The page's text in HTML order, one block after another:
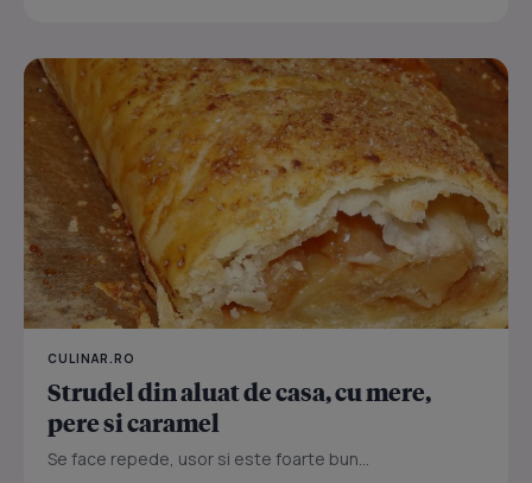
CULINAR.RO
Strudel din aluat de casa, cu mere,
pere si caramel
Se face repede, usor si este foarte bun...